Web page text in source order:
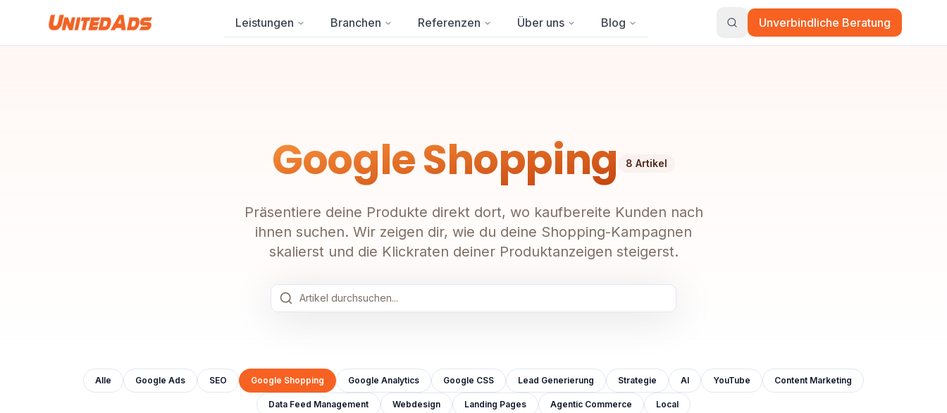
Leistungen Branchen Referenzen Über uns Blog Unverbindliche Beratung
Google Shopping 8 Artikel
Präsentiere deine Produkte direkt dort, wo kaufbereite Kunden nach
ihnen suchen. Wir zeigen dir, wie du deine Shopping-Kampagnen
skalierst und die Klickraten deiner Produktanzeigen steigerst.
Alle Google Ads SEO Google Shopping Google Analytics Google CSS Lead Generierung Strategie AI YouTube Content Marketing
Data Feed Management Webdesign Landing Pages Agentic Commerce Local